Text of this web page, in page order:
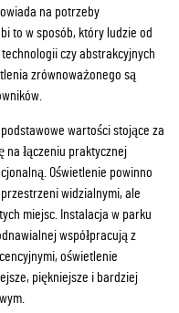
na potrzeby
to w sposób, który ludzie od
czy abstrakcyjnych
zrównoważonego są
wartości stojące za
na łączeniu praktycznej
Oświetlenie powinno
widzialnymi, ale
miejsc. Instalacja w parku
współpracują z
oświetlenie
piękniejsze i bardziej